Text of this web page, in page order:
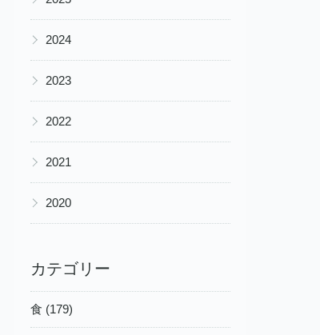
▶ 2024
▶ 2023
▶ 2022
▶ 2021
▶ 2020
カテゴリー
食 (179)